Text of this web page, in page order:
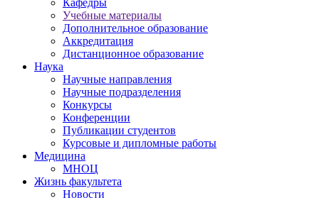
Кафедры
Учебные материалы
Дополнительное образование
Аккредитация
Дистанционное образование
Наука
Научные направления
Научные подразделения
Конкурсы
Конференции
Публикации студентов
Курсовые и дипломные работы
Медицина
МНОЦ
Жизнь факультета
Новости